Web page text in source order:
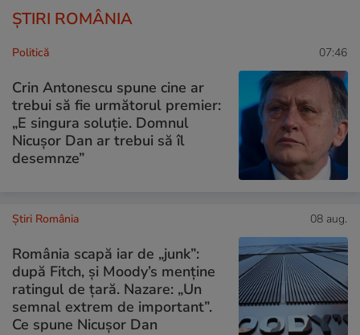
ȘTIRI ROMÂNIA
Politică 07:46
Crin Antonescu spune cine ar
trebui să fie următorul premier:
„E singura soluție. Domnul
Nicușor Dan ar trebui să îl
desemnze”
Știri România 08 aug.
România scapă iar de „junk”:
după Fitch, și Moody’s menține
ratingul de țară. Nazare: „Un
semnal extrem de important”.
Ce spune Nicușor Dan